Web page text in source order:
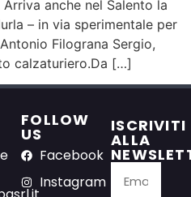
anche nel Salento la
– in via sperimentale per
Filograna Sergio,
calzaturiero.Da […]
FOLLOW
US
Facebook
Instagram
ISCRIVITI
ALLA